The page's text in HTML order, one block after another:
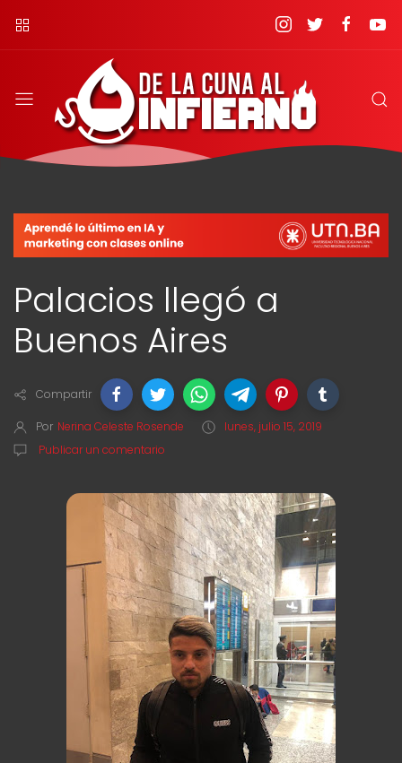
Palacios llegó a
Buenos Aires
Compartir
Por Nerina Celeste Rosende
lunes, julio 15, 2019
Publicar un comentario